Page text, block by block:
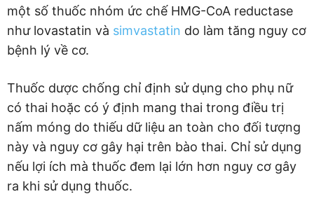
một số thuốc nhóm ức chế HMG-CoA reductase
như lovastatin và simvastatin do làm tăng nguy cơ
bệnh lý về cơ.
Thuốc dược chống chỉ định sử dụng cho phụ nữ
có thai hoặc có ý định mang thai trong điều trị
nấm móng do thiếu dữ liệu an toàn cho đối tượng
này và nguy cơ gây hại trên bào thai. Chỉ sử dụng
nếu lợi ích mà thuốc đem lại lớn hơn nguy cơ gây
ra khi sử dụng thuốc.